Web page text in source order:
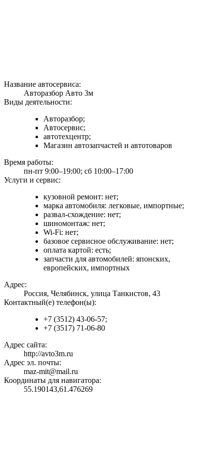
Название автосервиса:
Авторазбор Авто 3м
Виды деятельности:
Авторазбор;
Автосервис;
автотехцентр;
Магазин автозапчастей и автотоваров
Время работы:
пн-пт 9:00–19:00; сб 10:00–17:00
Услуги и сервис:
кузовной ремонт: нет;
марка автомобиля: легковые, импортные;
развал-схождение: нет;
шиномонтаж: нет;
Wi-Fi: нет;
базовое сервисное обслуживание: нет;
оплата картой: есть;
запчасти для автомобилей: японских,
европейских, импортных
Адрес:
Россия, Челябинск, улица Танкистов, 43
Контактный(е) телефон(ы):
+7 (3512) 43-06-57;
+7 (3517) 71-06-80
Адрес сайта:
http://avto3m.ru
Адрес эл. почты:
maz-mit@mail.ru
Координаты для навигатора:
55.190143,61.476269